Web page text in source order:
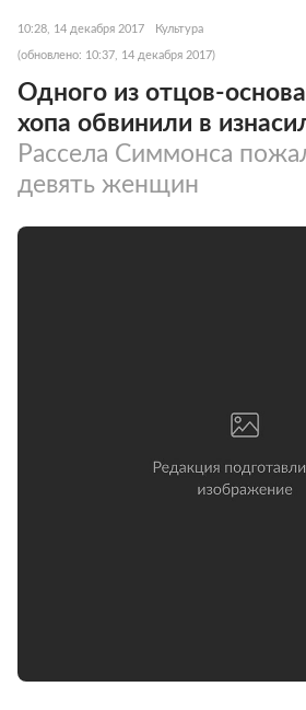
10:28, 14 декабря 2017 Культура
(обновлено: 10:37, 14 декабря 2017)
Одного из отцов-
хопа обвинили в
Рассела Симмонса
девять женщин